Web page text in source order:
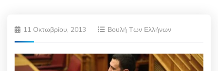
11 Οκτωβρίου, 2013 Βουλή Των Ελλήνων